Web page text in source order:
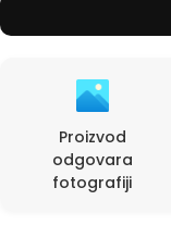
Proizvod
odgovara
fotografiji